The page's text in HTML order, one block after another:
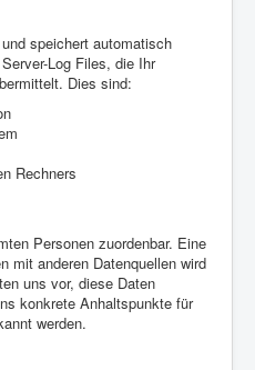
speichert automatisch
Log Files, die Ihr
Dies sind:
Rechners
Personen zuordenbar. Eine
mit anderen Datenquellen wird
uns vor, diese Daten
konkrete Anhaltspunkte für
werden.